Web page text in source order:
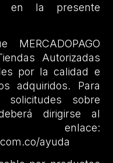
en la presente
Autorizadas
por la calidad e
adquiridos. Para
solicitudes sobre
dirigirse al
ayuda